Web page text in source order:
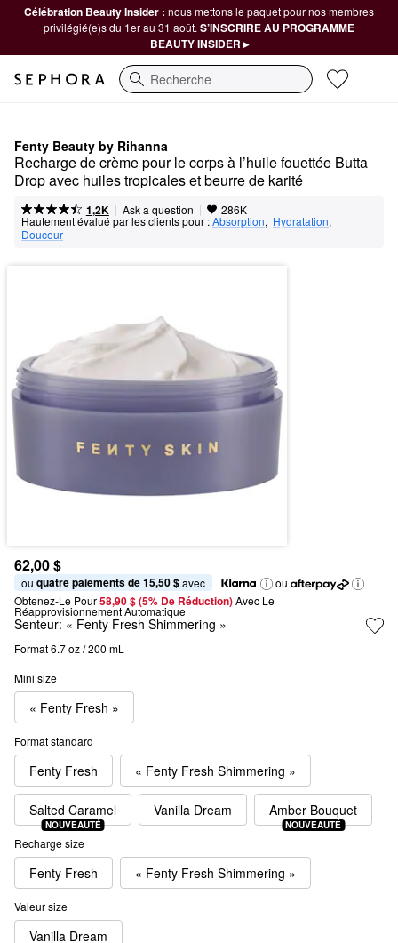
Célébration Beauty Insider : nous mettons le paquet pour nos membres
privilégié(e)s du 1er au 31 août. S’INSCRIRE AU PROGRAMME
BEAUTY INSIDER ▸
Recherche
Fenty Beauty by Rihanna
Recharge de crème pour le corps à l’huile fouettée Butta
Drop avec huiles tropicales et beurre de karité
1,2K | Ask a question | 286K
Hautement évalué par les clients pour :Absorption, Hydratation,
Douceur
62,00 $
ou quatre paiements de 15,50 $ avec
ou
Obtenez-Le Pour58,90 $ (5% De Réduction) Avec Le
Réapprovisionnement Automatique
Senteur: « Fenty Fresh Shimmering »
Format 6.7 oz / 200 mL
Mini size
« Fenty Fresh »
Format standard
Fenty Fresh « Fenty Fresh Shimmering »
Salted Caramel
NOUVEAUTÉ
Vanilla Dream Amber Bouquet
NOUVEAUTÉ
Recharge size
Fenty Fresh « Fenty Fresh Shimmering »
Valeur size
Vanilla Dream